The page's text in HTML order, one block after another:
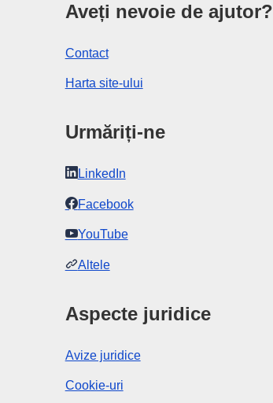
Europene
Aveți nevoie de ajutor?
Contact
Harta site-ului
Urmăriți-ne
LinkedIn
Facebook
YouTube
Altele
Aspecte juridice
Avize juridice
Cookie-uri